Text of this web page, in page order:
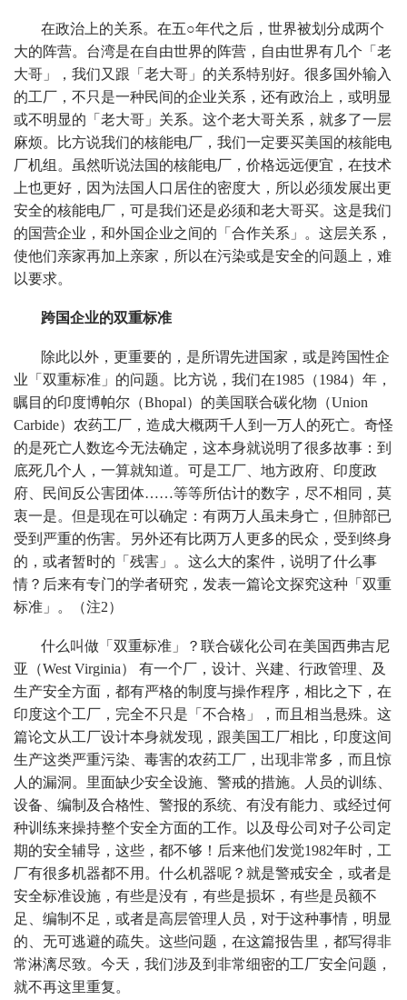
在政治上的关系。在五○年代之后，世界被划分成两个
大的阵营。台湾是在自由世界的阵营，自由世界有几个「老
大哥」，我们又跟「老大哥」的关系特别好。很多国外输入
的工厂，不只是一种民间的企业关系，还有政治上，或明显
或不明显的「老大哥」关系。这个老大哥关系，就多了一层
麻烦。比方说我们的核能电厂，我们一定要买美国的核能电
厂机组。虽然听说法国的核能电厂，价格远远便宜，在技术
上也更好，因为法国人口居住的密度大，所以必须发展出更
安全的核能电厂，可是我们还是必须和老大哥买。这是我们
的国营企业，和外国企业之间的「合作关系」。这层关系，
使他们亲家再加上亲家，所以在污染或是安全的问题上，难
以要求。
跨国企业的双重标准
除此以外，更重要的，是所谓先进国家，或是跨国性企
业「双重标准」的问题。比方说，我们在1985（1984）年，
瞩目的印度博帕尔（Bhopal）的美国联合碳化物（Union
Carbide）农药工厂，造成大概两千人到一万人的死亡。奇怪
的是死亡人数迄今无法确定，这本身就说明了很多故事：到
底死几个人，一算就知道。可是工厂、地方政府、印度政
府、民间反公害团体……等等所估计的数字，尽不相同，莫
衷一是。但是现在可以确定：有两万人虽未身亡，但肺部已
受到严重的伤害。另外还有比两万人更多的民众，受到终身
的，或者暂时的「残害」。这么大的案件，说明了什么事
情？后来有专门的学者研究，发表一篇论文探究这种「双重
标准」。（注2）
什么叫做「双重标准」？联合碳化公司在美国西弗吉尼
亚（West Virginia） 有一个厂，设计、兴建、行政管理、及
生产安全方面，都有严格的制度与操作程序，相比之下，在
印度这个工厂，完全不只是「不合格」，而且相当悬殊。这
篇论文从工厂设计本身就发现，跟美国工厂相比，印度这间
生产这类严重污染、毒害的农药工厂，出现非常多，而且惊
人的漏洞。里面缺少安全设施、警戒的措施。人员的训练、
设备、编制及合格性、警报的系统、有没有能力、或经过何
种训练来操持整个安全方面的工作。以及母公司对子公司定
期的安全辅导，这些，都不够！后来他们发觉1982年时，工
厂有很多机器都不用。什么机器呢？就是警戒安全，或者是
安全标准设施，有些是没有，有些是损坏，有些是员额不
足、编制不足，或者是高层管理人员，对于这种事情，明显
的、无可逃避的疏失。这些问题，在这篇报告里，都写得非
常淋漓尽致。今天，我们涉及到非常细密的工厂安全问题，
就不再这里重复。